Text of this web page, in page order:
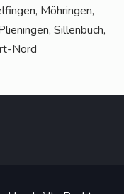
Möh­rin­gen,
Sil­len­buch,
Nord